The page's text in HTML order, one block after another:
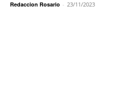
Redaccion Rosario - 23/11/2023